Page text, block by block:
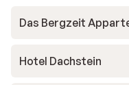
Das Bergzeit
Hotel Dachstein